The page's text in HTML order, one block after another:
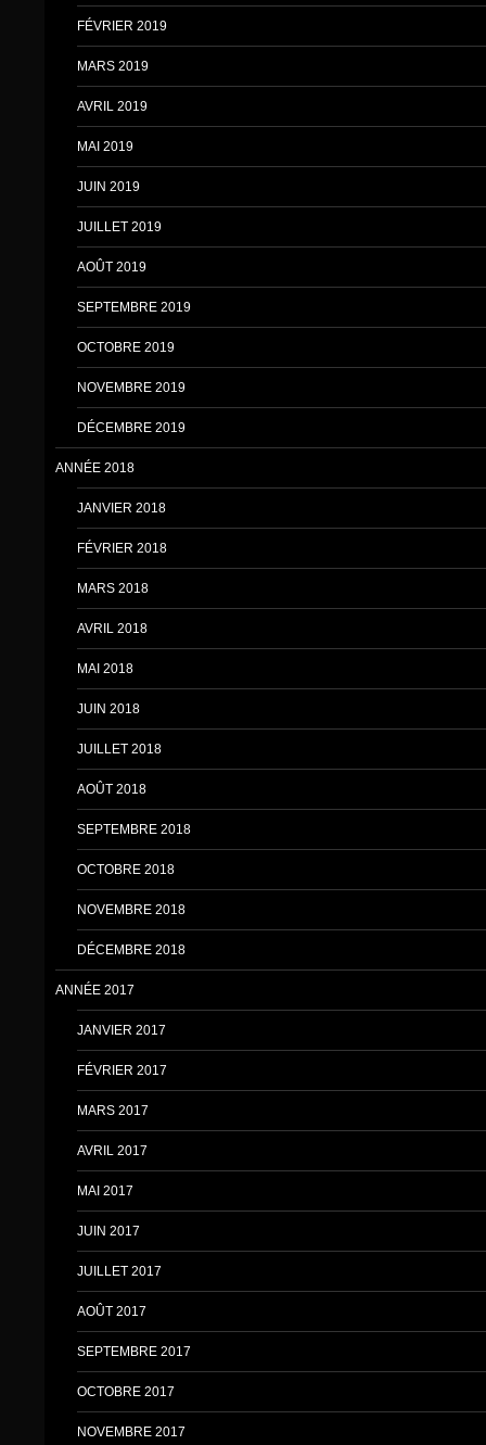
FÉVRIER 2019
MARS 2019
AVRIL 2019
MAI 2019
JUIN 2019
JUILLET 2019
AOÛT 2019
SEPTEMBRE 2019
OCTOBRE 2019
NOVEMBRE 2019
DÉCEMBRE 2019
ANNÉE 2018
JANVIER 2018
FÉVRIER 2018
MARS 2018
AVRIL 2018
MAI 2018
JUIN 2018
JUILLET 2018
AOÛT 2018
SEPTEMBRE 2018
OCTOBRE 2018
NOVEMBRE 2018
DÉCEMBRE 2018
ANNÉE 2017
JANVIER 2017
FÉVRIER 2017
MARS 2017
AVRIL 2017
MAI 2017
JUIN 2017
JUILLET 2017
AOÛT 2017
SEPTEMBRE 2017
OCTOBRE 2017
NOVEMBRE 2017